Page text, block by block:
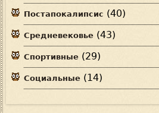
Постапокалипсис (40)
Средневековье (43)
Спортивные (29)
Социальные (14)